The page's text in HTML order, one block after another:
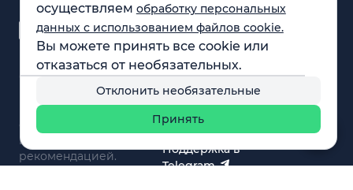
осуществляем обработку персональных
данных с использованием файлов cookie.
Вы можете принять все cookie или
отказаться от необязательных.
Отклонить необязательные
Принять
Обращаем внимание:
все материалы,
представленные на
сайте, не являются
инвестиционной
рекомендацией.
Аналитика и
новости
Карта рынка
Компании
F.A.Q.
Обучение
Вебинары
О нас
Поддержка в
Telegram